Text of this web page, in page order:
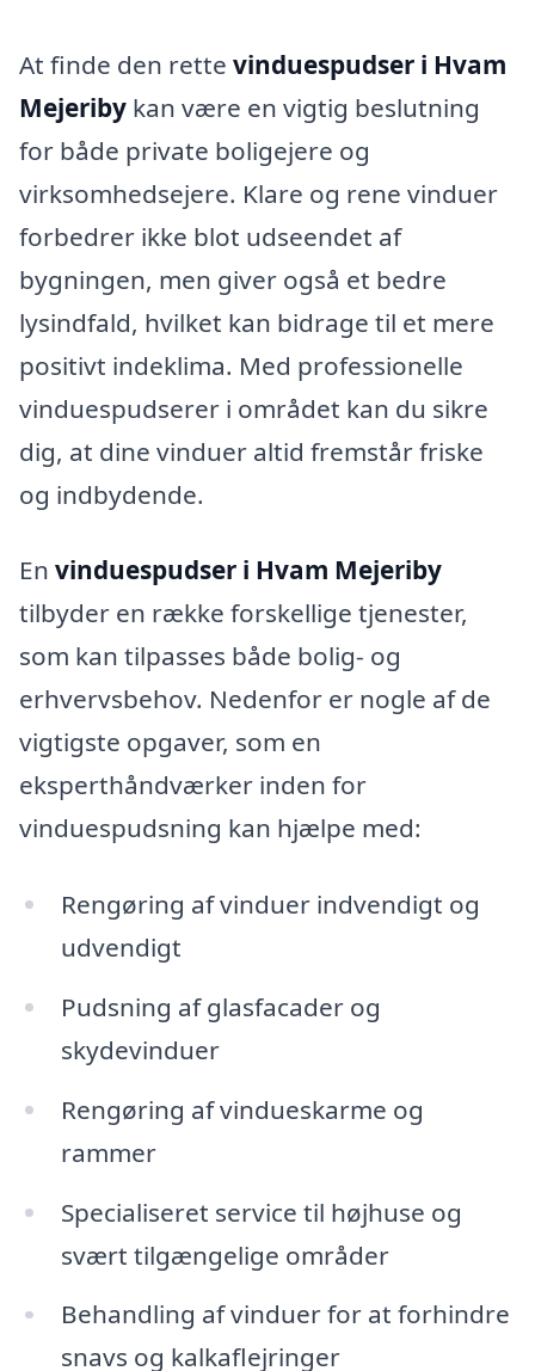
At finde den rette vinduespudser i Hvam
Mejeriby kan være en vigtig beslutning
for både private boligejere og
virksomhedsejere. Klare og rene vinduer
forbedrer ikke blot udseendet af
bygningen, men giver også et bedre
lysindfald, hvilket kan bidrage til et mere
positivt indeklima. Med professionelle
vinduespudserer i området kan du sikre
dig, at dine vinduer altid fremstår friske
og indbydende.
En vinduespudser i Hvam Mejeriby
tilbyder en række forskellige tjenester,
som kan tilpasses både bolig- og
erhvervsbehov. Nedenfor er nogle af de
vigtigste opgaver, som en
eksperthåndværker inden for
vinduespudsning kan hjælpe med:
Rengøring af vinduer indvendigt og
udvendigt
Pudsning af glasfacader og
skydevinduer
Rengøring af vindueskarme og
rammer
Specialiseret service til højhuse og
svært tilgængelige områder
Behandling af vinduer for at forhindre
snavs og kalkaflejringer